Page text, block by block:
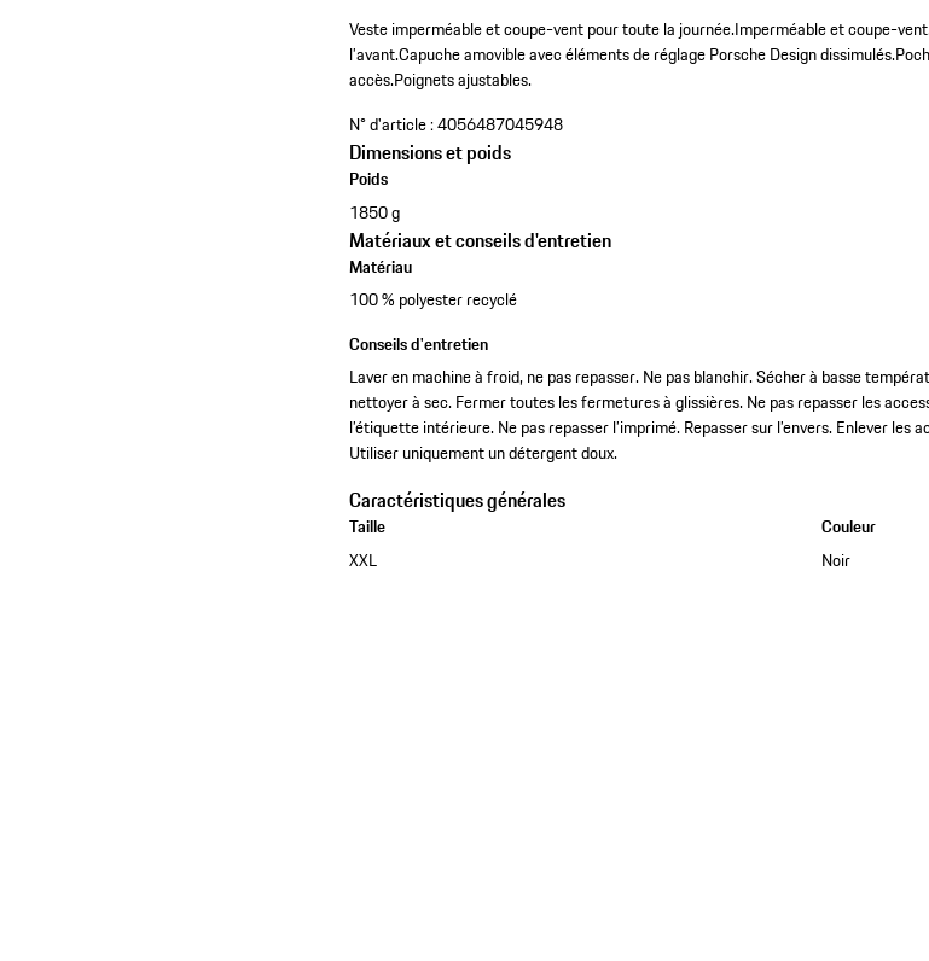
Veste imperméable et coupe-vent pour toute la journée.Imperméable et coupe-
l’avant.Capuche amovible avec éléments de réglage Porsche Design dissimulés.
accès.Poignets ajustables.
N° d'article :4056487045948
Dimensions et poids
Poids
1850 g
Matériaux et conseils d'entretien
Matériau
100 % polyester recyclé
Conseils d'entretien
Laver en machine à froid, ne pas repasser. Ne pas blanchir. Sécher à basse
nettoyer à sec. Fermer toutes les fermetures à glissières. Ne pas repasser les
l’étiquette intérieure. Ne pas repasser l’imprimé. Repasser sur l’envers. Enlever les
Utiliser uniquement un détergent doux.
Caractéristiques générales
Taille
XXL
Couleur
Noir